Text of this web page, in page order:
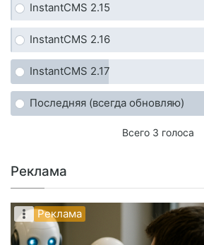
InstantCMS 2.15
InstantCMS 2.16
InstantCMS 2.17
Последняя (всегда обновляю)
Всего 3 голоса
Реклама
Реклама